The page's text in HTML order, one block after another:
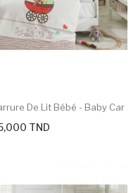
De Lit Bébé - Baby Car
TND